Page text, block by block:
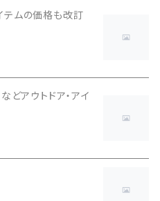
テムの価格も改訂
どアウトドア・アイ